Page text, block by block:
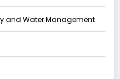
and Water Management